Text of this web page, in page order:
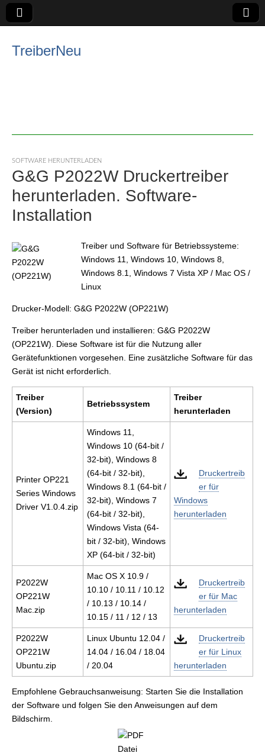
TreiberNeu
SOFTWARE HERUNTERLADEN
G&G P2022W Druckertreiber
herunterladen. Software-
Installation
Treiber und Software für Betriebssysteme:
Windows 11, Windows 10, Windows 8,
Windows 8.1, Windows 7 Vista XP / Mac OS /
Linux
Drucker-Modell: G&G P2022W (OP221W)
Treiber herunterladen und installieren: G&G P2022W
(OP221W). Diese Software ist für die Nutzung aller
Gerätefunktionen vorgesehen. Eine zusätzliche Software für das
Gerät ist nicht erforderlich.
Treiber
(Version)
Betriebssystem
Treiber
herunterladen
Printer OP221
Series Windows
Driver V1.0.4.zip
Windows 11,
Windows 10 (64-bit /
32-bit), Windows 8
(64-bit / 32-bit),
Windows 8.1 (64-bit /
32-bit), Windows 7
(64-bit / 32-bit),
Windows Vista (64-
bit / 32-bit), Windows
XP (64-bit / 32-bit)
Druckertreib
er für
Windows
herunterladen
P2022W
OP221W
Mac.zip
Mac OS X 10.9 /
10.10 / 10.11 / 10.12
/ 10.13 / 10.14 /
10.15 / 11 / 12 / 13
Druckertreib
er für Mac
herunterladen
P2022W
OP221W
Ubuntu.zip
Linux Ubuntu 12.04 /
14.04 / 16.04 / 18.04
/ 20.04
Druckertreib
er für Linux
herunterladen
Empfohlene Gebrauchsanweisung: Starten Sie die Installation
der Software und folgen Sie den Anweisungen auf dem
Bildschirm.